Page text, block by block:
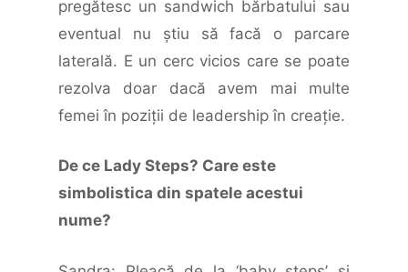
pregătesc un sandwich bărbatului sau
eventual nu ştiu să facă o parcare
laterală. E un cerc vicios care se poate
rezolva doar dacă avem mai multe
femei în poziţii de leadership în creaţie.
De ce Lady Steps? Care este
simbolistica din spatele acestui
nume?